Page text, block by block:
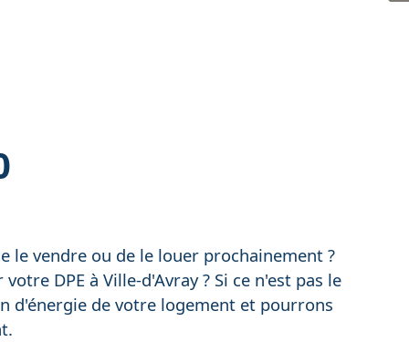
le vendre ou de le louer prochainement ?
DPE à Ville-d'Avray ? Si ce n'est pas le
d'énergie de votre logement et pourrons